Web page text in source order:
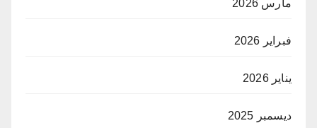
مارس 2026
فبراير 2026
يناير 2026
ديسمبر 2025